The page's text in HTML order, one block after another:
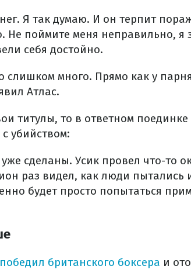
Я так думаю. И он терпит
поймите меня неправильно, я
себя достойно.
слишком много. Прямо как у
Атлас.
титулы, то в ответном
убийством:
сделаны. Усик провел что-то
раз видел, как люди пытались
будет просто попытаться
британского боксера и